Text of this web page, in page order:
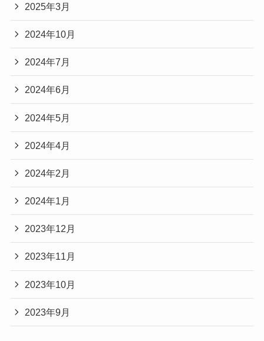
2025年3月
2024年10月
2024年7月
2024年6月
2024年5月
2024年4月
2024年2月
2024年1月
2023年12月
2023年11月
2023年10月
2023年9月